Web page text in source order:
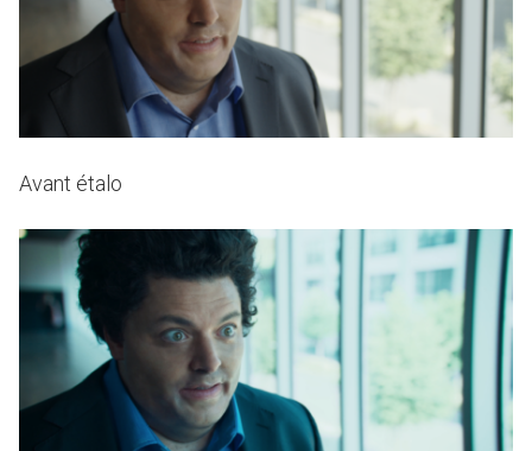
Avant étalo